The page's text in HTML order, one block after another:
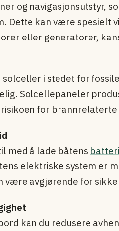
og navigasjonsutstyr,
Dette kan være spesielt
eller generatorer,
i stedet for
Solcellepaneler
for brannrelaterte
med å lade båtens
elektriske system er
være avgjørende for
kan du redusere